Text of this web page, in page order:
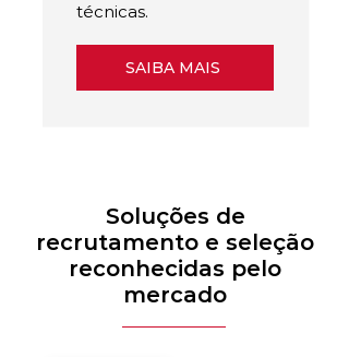
técnicas.
SAIBA MAIS
Soluções de
recrutamento e seleção
reconhecidas pelo
mercado